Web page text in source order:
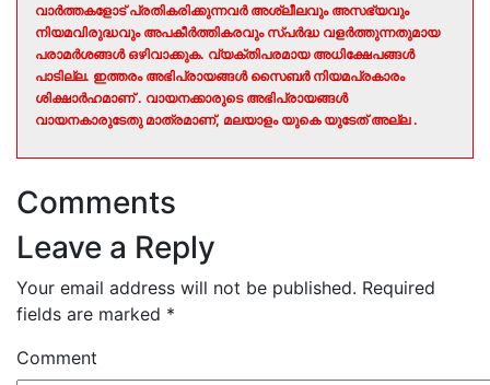
വാർത്തകളോട് പ്രതികരിക്കുന്നവർ അശ്ലീലവും അസഭ്യവും
നിയമവിരുദ്ധവും അപകീർത്തികരവും സ്പർദ്ധ വളർത്തുന്നതുമായ
പരാമർശങ്ങൾ ഒഴിവാക്കുക. വ്യക്തിപരമായ അധിക്ഷേപങ്ങൾ
പാടില്ല. ഇത്തരം അഭിപ്രായങ്ങൾ സൈബർ നിയമപ്രകാരം
ശിക്ഷാർഹമാണ് . വായനക്കാരുടെ അഭിപ്രായങ്ങൾ
വായനകാരുടേതു മാത്രമാണ്, മലയാളം യുകെ യുടേത് അല്ല .
Comments
Leave a Reply
Your email address will not be published. Required
fields are marked *
Comment